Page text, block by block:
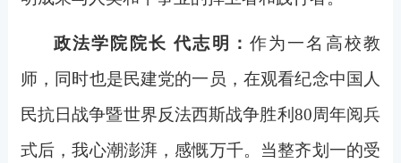
政法学院院长 代志明： 作为一名高校教
师，同时也是民建党的一员，在观看纪念中国人
民抗日战争暨世界反法西斯战争胜利80周年阅兵
式后，我心潮澎湃，感慨万千。当整齐划一的受